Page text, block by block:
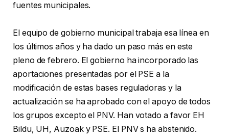
fuentes municipales.
El equipo de gobierno municipal trabaja esa línea en
los últimos años y ha dado un paso más en este
pleno de febrero. El gobierno ha incorporado las
aportaciones presentadas por el PSE a la
modificación de estas bases reguladoras y la
actualización se ha aprobado con el apoyo de todos
los grupos excepto el PNV. Han votado a favor EH
Bildu, UH, Auzoak y PSE. El PNV s ha abstenido.